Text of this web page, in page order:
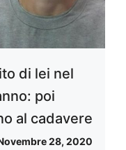
di lei nel
poi
al cadavere
28, 2020